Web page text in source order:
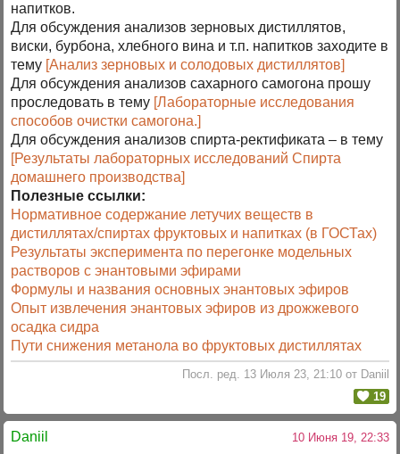
напитков.
Для обсуждения анализов зерновых дистиллятов,
виски, бурбона, хлебного вина и т.п. напитков заходите в
тему [Анализ зерновых и солодовых дистиллятов]
Для обсуждения анализов сахарного самогона прошу
проследовать в тему [Лабораторные исследования
способов очистки самогона.]
Для обсуждения анализов спирта-ректификата – в тему
[Результаты лабораторных исследований Спирта
домашнего производства]
Полезные ссылки:
Нормативное содержание летучих веществ в
дистиллятах/спиртах фруктовых и напитках (в ГОСТах)
Результаты эксперимента по перегонке модельных
растворов с энантовыми эфирами
Формулы и названия основных энантовых эфиров
Опыт извлечения энантовых эфиров из дрожжевого
осадка сидра
Пути снижения метанола во фруктовых дистиллятах
Посл. ред. 13 Июля 23, 21:10 от Daniil
19
Daniil 10 Июня 19, 22:33